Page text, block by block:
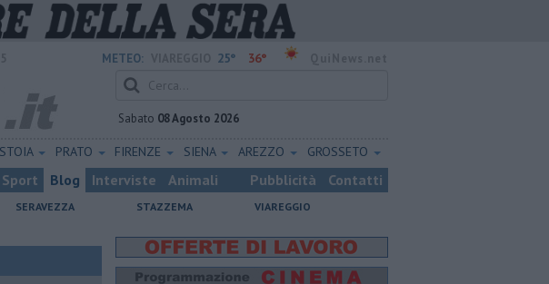
METEO: 25° 36°
Sabato 08 Agosto 2026
PRATO FIRENZE SIENA AREZZO GROSSETO
Sport Blog Interviste Animali Pubblicità Contatti
SERAVEZZA STAZZEMA VIAREGGIO